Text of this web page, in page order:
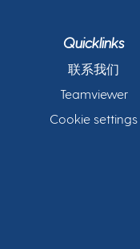
Quicklinks
联系我们
Teamviewer
Cookie settings